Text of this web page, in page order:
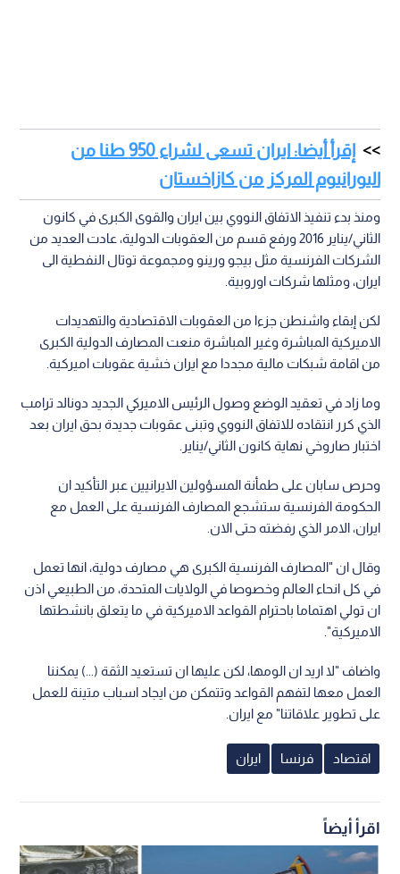
إقرأ أيضا: ايران تسعى لشراء 950 طنا من
اليورانيوم المركز من كازاخستان
ومنذ بدء تنفيذ الاتفاق النووي بين ايران والقوى الكبرى في كانون
الثاني/يناير 2016 ورفع قسم من العقوبات الدولية، عادت العديد من
الشركات الفرنسية مثل بيجو ورينو ومجموعة توتال النفطية الى
ايران، ومثلها شركات اوروبية.
لكن إبقاء واشنطن جزءا من العقوبات الاقتصادية والتهديدات
الاميركية المباشرة وغير المباشرة منعت المصارف الدولية الكبرى
من اقامة شبكات مالية مجددا مع ايران خشية عقوبات اميركية.
وما زاد في تعقيد الوضع وصول الرئيس الاميركي الجديد دونالد ترامب
الذي كرر انتقاده للاتفاق النووي وتبنى عقوبات جديدة بحق ايران بعد
اختبار صاروخي نهاية كانون الثاني/يناير.
وحرص سابان على طمأنة المسؤولين الايرانيين عبر التأكيد ان
الحكومة الفرنسية ستشجع المصارف الفرنسية على العمل مع
ايران، الامر الذي رفضته حتى الان.
وقال ان "المصارف الفرنسية الكبرى هي مصارف دولية، انها تعمل
في كل انحاء العالم وخصوصا في الولايات المتحدة، من الطبيعي اذن
ان تولي اهتماما باحترام القواعد الاميركية في ما يتعلق بانشطتها
الاميركية".
واضاف "لا اريد ان الومها، لكن عليها ان تستعيد الثقة (...) يمكننا
العمل معها لتفهم القواعد وتتمكن من ايجاد اسباب متينة للعمل
على تطوير علاقاتنا" مع ايران.
اقتصاد فرنسا ايران
اقرأ أيضاً